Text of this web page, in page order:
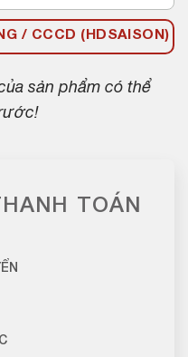
/ CCCD (HDSAISON)
sản phẩm có thể
TOÁN